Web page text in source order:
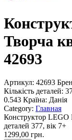
Творча
42693
Артикул: 42693
Кількість деталей:
0.543 Країна: Данія
Category: Главная
Конструктор LEGO
деталей 377, вік 7+
1299,00 грн.